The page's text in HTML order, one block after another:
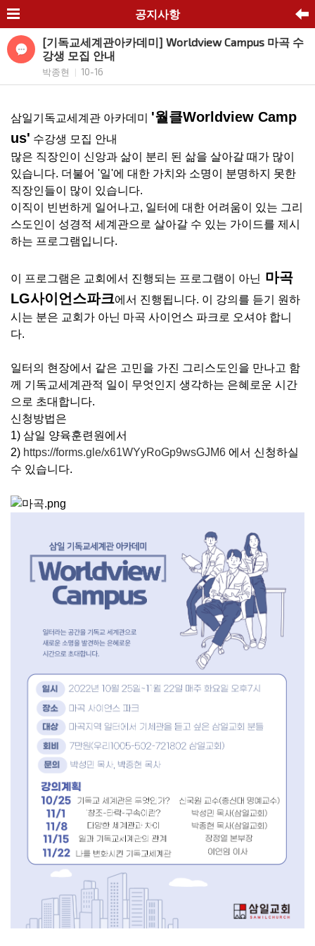
공지사항
[기독교세계관아카데미] Worldview Campus 마곡 수
강생 모집 안내
박종현 10-16
삼일기독교세계관 아카데미 '월클Worldview Camp
us' 수강생 모집 안내
많은 직장인이 신앙과 삶이 분리 된 삶을 살아갈 때가 많이
있습니다. 더불어 '일'에 대한 가치와 소명이 분명하지 못한
직장인들이 많이 있습니다.
이직이 빈번하게 일어나고, 일터에 대한 어려움이 있는 그리
스도인이 성경적 세계관으로 살아갈 수 있는 가이드를 제시
하는 프로그램입니다.
이 프로그램은 교회에서 진행되는 프로그램이 아닌 마곡
LG사이언스파크에서 진행됩니다. 이 강의를 듣기 원하
시는 분은 교회가 아닌 마곡 사이언스 파크로 오셔야 합니
다.
일터의 현장에서 같은 고민을 가진 그리스도인을 만나고 함
께 기독교세계관적 일이 무엇인지 생각하는 은혜로운 시간
으로 초대합니다.
신청방법은
1) 삼일 양육훈련원에서
2) https://forms.gle/x61WYyRoGp9wsGJM6 에서 신청하실
수 있습니다.